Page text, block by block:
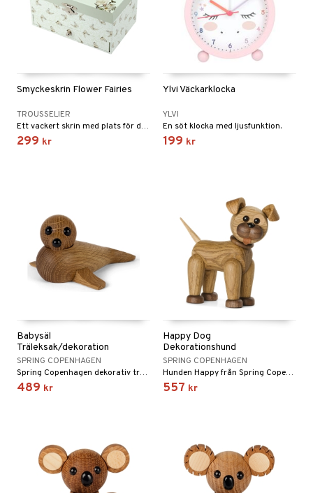
Smyckeskrin Flower Fairies
TROUSSELIER
Ett vackert skrin med plats för dina smycken eller annat du vill förvara.
299 kr
Ylvi Väckarklocka
YLVI
En söt klocka med ljusfunktion.
199 kr
Babysäl
Träleksak/dekoration
SPRING COPENHAGEN
Spring Copenhagen dekorativ träleksak som en liten babysäl.
489 kr
Happy Dog
Dekorationshund
SPRING COPENHAGEN
Hunden Happy från Spring Copenhagen är en hyllning till människans bästa vän.
557 kr